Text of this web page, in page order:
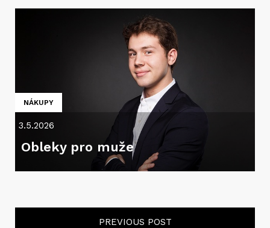
NÁKUPY
3.5.2026
Obleky pro muže
PREVIOUS POST